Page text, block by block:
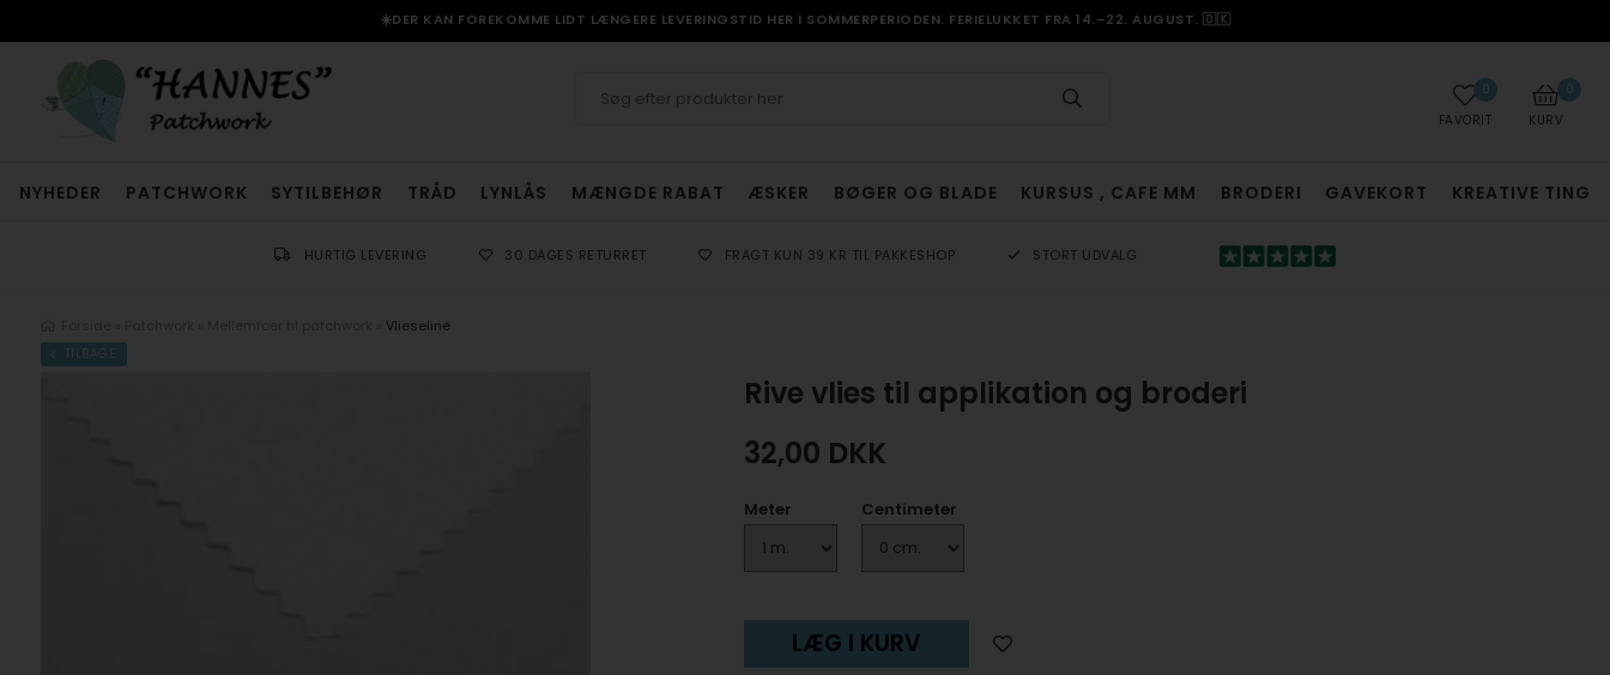
☀️DER KAN FOREKOMME LIDT LÆNGERE LEVERINGSTID HER I SOMMERPERIODEN. FERIELUKKET FRA 14.–22. AUGUST. 🇩🇰
0
KURV
0
FAVORIT
NYHEDER PATCHWORK SYTILBEHØR TRÅD LYNLÅS MÆNGDE RABAT ÆSKER BØGER OG BLADE KURSUS , CAFE MM BRODERI GAVEKORT KREATIVE TING
HURTIG LEVERING 30 DAGES RETURRET FRAGT KUN 39 KR TIL PAKKESHOP STORT UDVALG
Vlieseline
TILBAGE
Rive vlies til applikation og broderi
32,00 DKK
Meter Centimeter
LÆG I KURV